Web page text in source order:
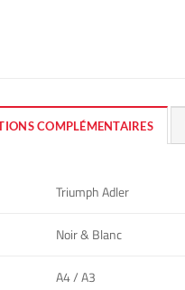
COMPLÉMENTAIRES
Triumph Adler
Noir & Blanc
A4 / A3